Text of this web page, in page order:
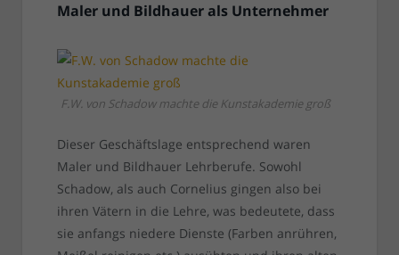
Maler und Bildhauer als Unternehmer
F.W. von Schadow machte die Kunstakademie groß
Dieser Geschäftslage entsprechend waren
Maler und Bildhauer Lehrberufe. Sowohl
Schadow, als auch Cornelius gingen also bei
ihren Vätern in die Lehre, was bedeutete, dass
sie anfangs niedere Dienste (Farben anrühren,